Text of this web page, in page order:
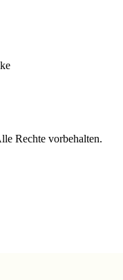
Rechte vorbehalten.